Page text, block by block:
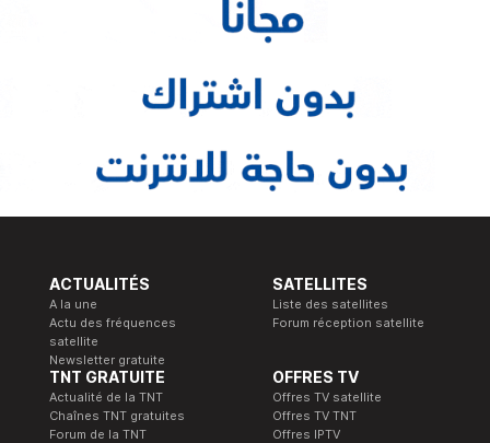
ACTUALITÉS
A la une
Actu des fréquences
satellite
Newsletter gratuite
SATELLITES
Liste des satellites
Forum réception satellite
TNT GRATUITE
Actualité de la TNT
Chaînes TNT gratuites
Forum de la TNT
OFFRES TV
Offres TV satellite
Offres TV TNT
Offres IPTV